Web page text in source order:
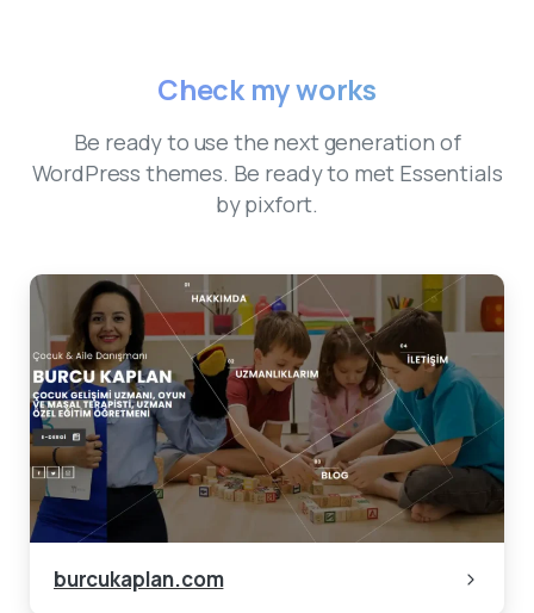
Check myworks
Be ready to use the next generation of
WordPress themes. Be ready to met Essentials
by pixfort.
burcukaplan.com
elomtek.com
burcukaplan.com
erhanturkan.com.tr